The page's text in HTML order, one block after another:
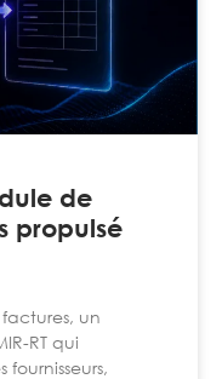
de
propulsé
un
RT qui